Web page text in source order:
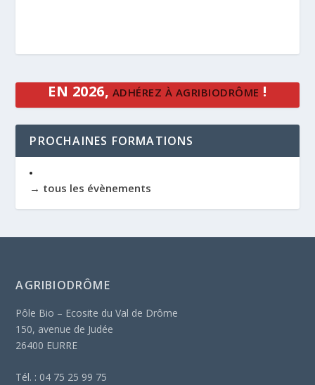
EN 2026, ADHÉREZ À AGRIBIODRÔME !
PROCHAINES FORMATIONS
→ tous les évènements
AGRIBIODRÔME
Pôle Bio – Ecosite du Val de Drôme
150, avenue de Judée
26400 EURRE
Tél. : 04 75 25 99 75